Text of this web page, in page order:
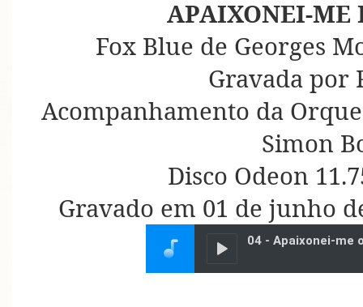
APAIXONEI-ME
Fox Blue de Georges
Gravada por
Acompanhamento da
Simon
Disco Odeon
Gravado em 01 de junho